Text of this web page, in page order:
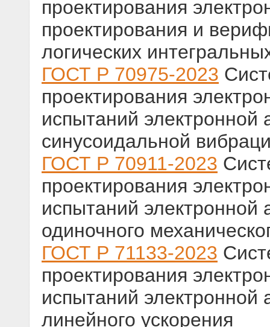
проектирования
проектирования и
логических
ГОСТ Р 70975-2023
проектирования
испытаний электронной
синусоидальной
ГОСТ Р 70911-2023
проектирования
испытаний электронной
одиночного
ГОСТ Р 71133-2023
проектирования
испытаний электронной
линейного ускорения